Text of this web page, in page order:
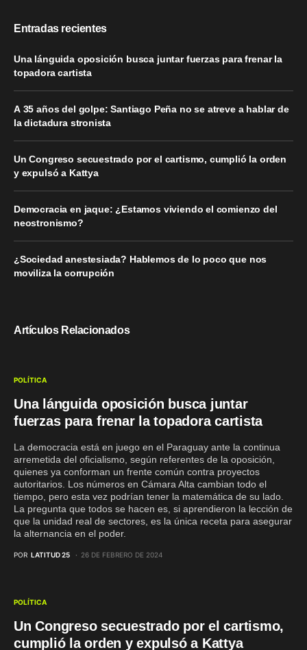
Entradas recientes
Una lánguida oposición busca juntar fuerzas para frenar la
topadora cartista
A 35 años del golpe: Santiago Peña no se atreve a hablar de
la dictadura stronista
Un Congreso secuestrado por el cartismo, cumplió la orden
y expulsó a Kattya
Democracia en jaque: ¿Estamos viviendo el comienzo del
neostronismo?
¿Sociedad anestesiada? Hablemos de lo poco que nos
moviliza la corrupción
Artículos Relacionados
POLÍTICA
Una lánguida oposición busca juntar
fuerzas para frenar la topadora cartista
La democracia está en juego en el Paraguay ante la continua
arremetida del oficialismo, según referentes de la oposición,
quienes ya conforman un frente común contra proyectos
autoritarios. Los números en Cámara Alta cambian todo el
tiempo, pero esta vez podrían tener la matemática de su lado.
La pregunta que todos se hacen es, si aprendieron la lección de
que la unidad real de sectores, es la única receta para asegurar
la alternancia en el poder.
POR LATITUD 25 26 DE FEBRERO DE 2024
POLÍTICA
Un Congreso secuestrado por el cartismo,
cumplió la orden y expulsó a Kattya